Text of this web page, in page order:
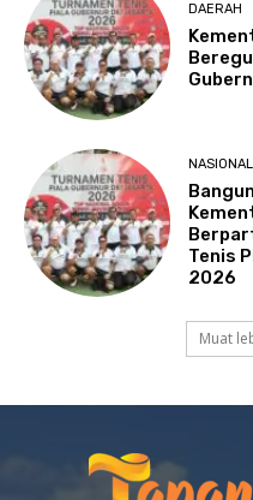
DAERAH
NASIONAL
Tenis
2026
Muat